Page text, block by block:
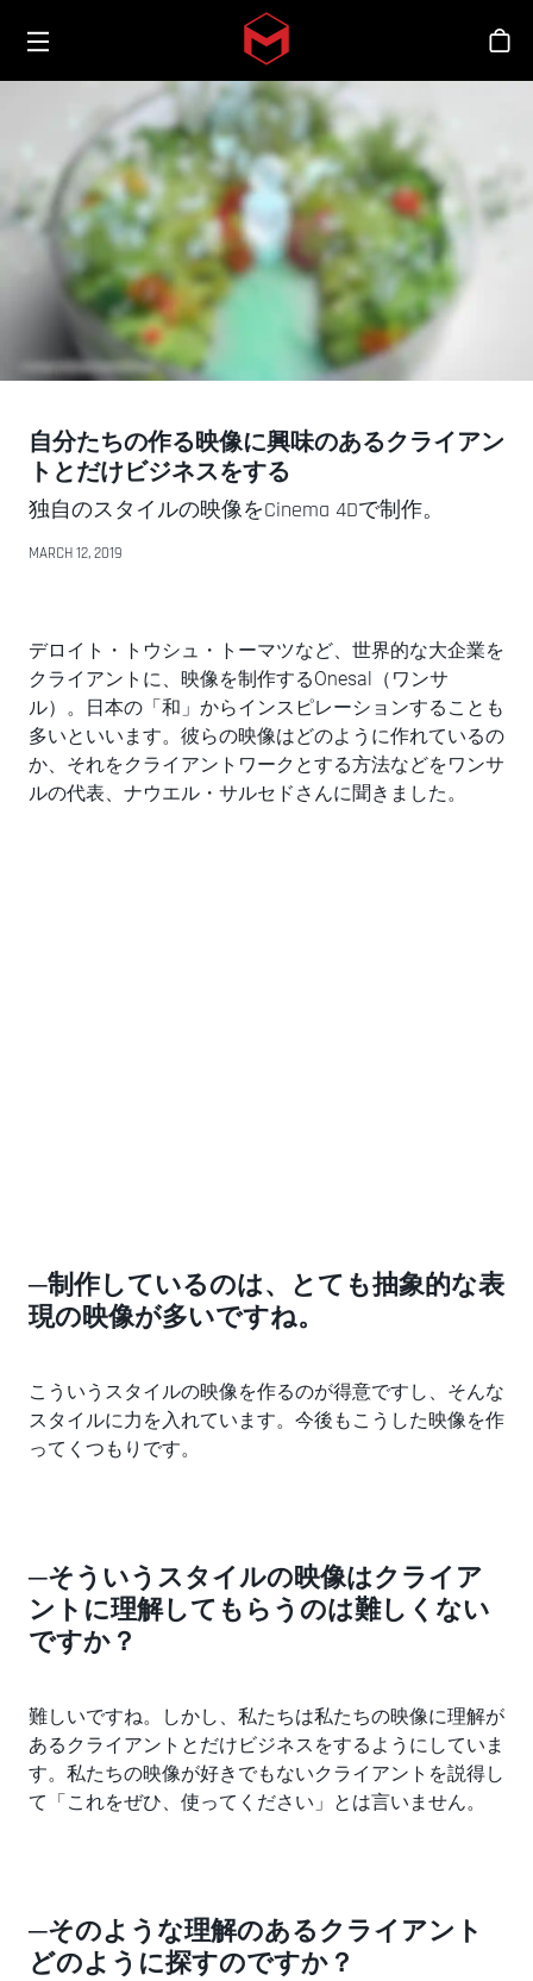
Skip to main content
Toggle menu
シ
自分たちの作る映像に興味のあるクライアン
トとだけビジネスをする
独自のスタイルの映像をCinema 4Dで制作。
MARCH 12, 2019
デロイト・トウシュ・トーマツなど、世界的な大企業を
クライアントに、映像を制作するOnesal（ワンサ
ル）。日本の「和」からインスピレーションすることも
多いといいます。彼らの映像はどのように作れているの
か、それをクライアントワークとする方法などをワンサ
ルの代表、ナウエル・サルセドさんに聞きました。
─制作しているのは、とても抽象的な表
現の映像が多いですね。
こういうスタイルの映像を作るのが得意ですし、そんな
スタイルに力を入れています。今後もこうした映像を作
ってくつもりです。
─そういうスタイルの映像はクライア
ントに理解してもらうのは難しくない
ですか？
難しいですね。しかし、私たちは私たちの映像に理解が
あるクライアントとだけビジネスをするようにしていま
す。私たちの映像が好きでもないクライアントを説得し
て「これをぜひ、使ってください」とは言いません。
─そのような理解のあるクライアント
どのように探すのですか？